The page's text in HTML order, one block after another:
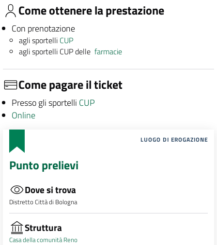
Come ottenere la prestazione
Con prenotazione
agli sportelli CUP
agli sportelli CUP dellefarmacie
Come pagare il ticket
Presso gli sportelli CUP
Online
LUOGO DI EROGAZIONE
Punto prelievi
Dove si trova
Distretto Città di Bologna
Struttura
Casa della comunità Reno